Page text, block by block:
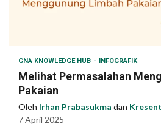
GNA KNOWLEDGE HUB INFOGRAFIK
Melihat Permasalahan
Pakaian
Oleh Irhan Prabasukma dan
7 April 2025